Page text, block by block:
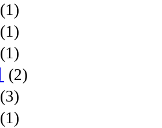
(1)
(1)
(1)
(2)
(3)
(1)